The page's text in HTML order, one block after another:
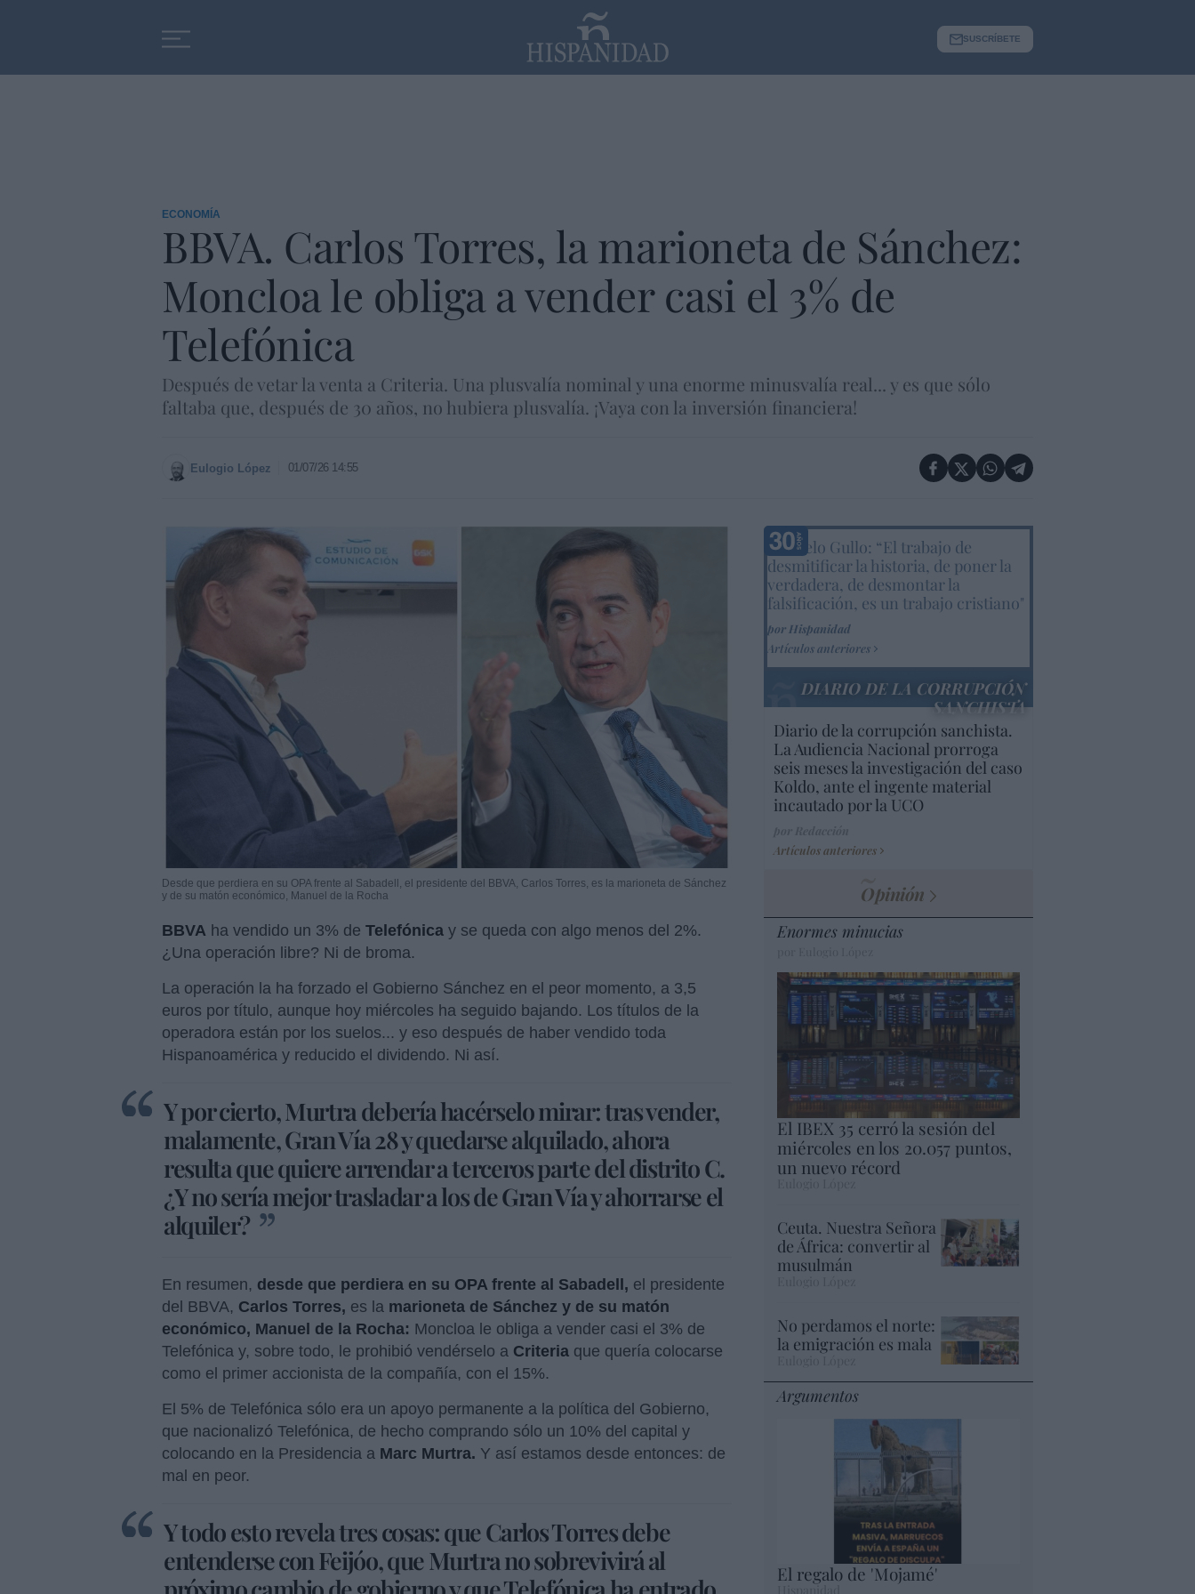
SUSCRÍBETE
ECONOMÍA
BBVA. Carlos Torres, la marioneta de Sánchez:
Moncloa le obliga a vender casi el 3% de
Telefónica
Después de vetar la venta a Criteria. Una plusvalía nominal y una enorme minusvalía real... y es que sólo
faltaba que, después de 30 años, no hubiera plusvalía. ¡Vaya con la inversión financiera!
Eulogio López 01/07/26 14:55
Desde que perdiera en su OPA frente al Sabadell, el presidente del BBVA, Carlos Torres, es la marioneta de Sánchez
y de su matón económico, Manuel de la Rocha
BBVA ha vendido un 3% de Telefónica y se queda con algo menos del 2%.
¿Una operación libre? Ni de broma.
La operación la ha forzado el Gobierno Sánchez en el peor momento, a 3,5
euros por título, aunque hoy miércoles ha seguido bajando. Los títulos de la
operadora están por los suelos... y eso después de haber vendido toda
Hispanoamérica y reducido el dividendo. Ni así.
Y por cierto, Murtra debería hacérselo mirar: tras vender,
malamente, Gran Vía 28 y quedarse alquilado, ahora
resulta que quiere arrendar a terceros parte del distrito C.
¿Y no sería mejor trasladar a los de Gran Vía y ahorrarse el
alquiler?
En resumen, desde que perdiera en su OPA frente al Sabadell, el presidente
del BBVA, Carlos Torres, es la marioneta de Sánchez y de su matón
económico, Manuel de la Rocha: Moncloa le obliga a vender casi el 3% de
Telefónica y, sobre todo, le prohibió vendérselo a Criteria que quería colocarse
como el primer accionista de la compañía, con el 15%.
El 5% de Telefónica sólo era un apoyo permanente a la política del Gobierno,
que nacionalizó Telefónica, de hecho comprando sólo un 10% del capital y
colocando en la Presidencia a Marc Murtra. Y así estamos desde entonces: de
mal en peor.
Y todo esto revela tres cosas: que Carlos Torres debe
entenderse con Feijóo, que Murtra no sobrevivirá al
Marcelo Gullo: “El trabajo de
desmitificar la historia, de poner la
verdadera, de desmontar la
falsificación, es un trabajo cristiano"
por Hispanidad
Artículos anteriores
DIARIO DE LA CORRUPCIÓN
SANCHISTA
Diario de la corrupción sanchista.
La Audiencia Nacional prorroga
seis meses la investigación del caso
Koldo, ante el ingente material
incautado por la UCO
Artículos anteriores
Opinión
Enormes minucias
El IBEX 35 cerró la sesión del
miércoles en los 20.057 puntos,
un nuevo récord
Ceuta. Nuestra Señora
de África: convertir al
musulmán
No perdamos el norte:
la emigración es mala
Argumentos
El regalo de 'Mojamé'